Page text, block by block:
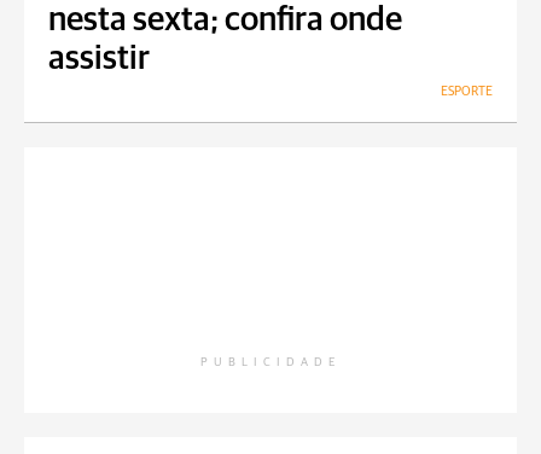
nesta sexta; confira onde
assistir
ESPORTE
PUBLICIDADE